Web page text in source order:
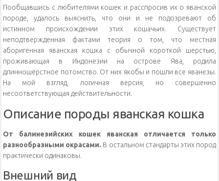
Пообщавшись с любителями кошек и расспросив их о яванской
породе, удалось выяснить, что они и не подозревают об
истинном происхождении этих кошачьих. Существует
неподтвержденная фактами теория о том, что местная
аборигенная яванская кошка с обычной короткой шерстью,
проживающая в Индонезии на острове Ява, родила
длинношёрстное потомство. От них якобы и пошли все яванезы.
На мой взгляд, логичная версия, но совершенно
несоответствующая действительности.
Описание породы яванская кошка
От балинезийских кошек яванская отличается только
разнообразными окрасами. В остальном стандарты этих пород
практически одинаковы.
Внешний вид